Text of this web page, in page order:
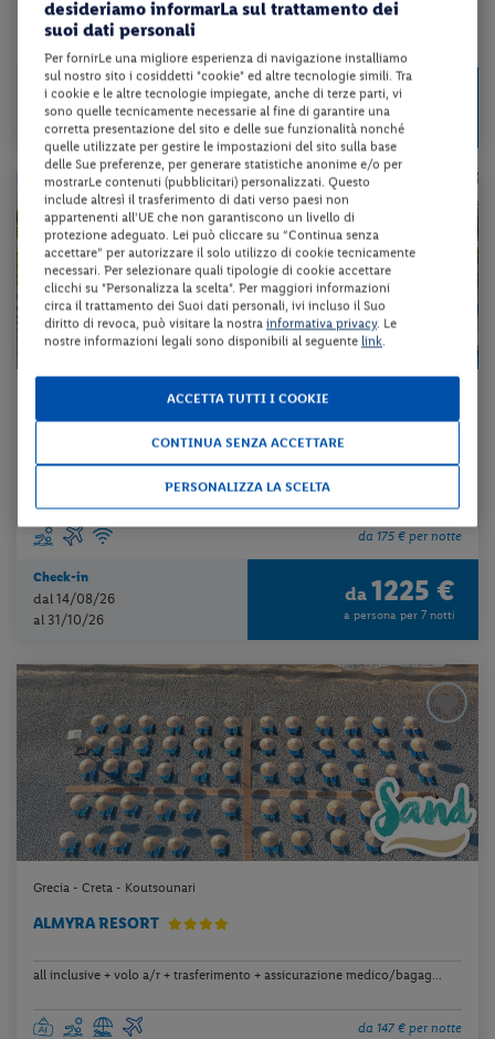
Check-in
dal 14/08/26
al 01/11/26
da769 €
a persona per 7 notti
Spagna - Tenerife - Playa de Las Americas
mezza pensione + volo a/r + trasferimento + assicurazione medico/baga...
da 175 € per notte
Check-in
dal 14/08/26
al 31/10/26
da 1225 €
a persona per 7 notti
Grecia - Creta - Koutsounari
ALMYRA RESORT
all inclusive + volo a/r + trasferimento + assicurazione medico/bagag...
da 147 € per notte
desideriamo informarLa sul trattamento dei
suoi dati personali
Per fornirLe una migliore esperienza di navigazione installiamo
sul nostro sito i cosiddetti "cookie" ed altre tecnologie simili. Tra
i cookie e le altre tecnologie impiegate, anche di terze parti, vi
sono quelle tecnicamente necessarie al fine di garantire una
corretta presentazione del sito e delle sue funzionalità nonché
quelle utilizzate per gestire le impostazioni del sito sulla base
delle Sue preferenze, per generare statistiche anonime e/o per
mostrarLe contenuti (pubblicitari) personalizzati. Questo
include altresì il trasferimento di dati verso paesi non
appartenenti all'UE che non garantiscono un livello di
protezione adeguato. Lei può cliccare su “Continua senza
accettare” per autorizzare il solo utilizzo di cookie tecnicamente
necessari. Per selezionare quali tipologie di cookie accettare
clicchi su "Personalizza la scelta". Per maggiori informazioni
circa il trattamento dei Suoi dati personali, ivi incluso il Suo
diritto di revoca, può visitare la nostra informativa privacy. Le
nostre informazioni legali sono disponibili al seguente link.
ACCETTA TUTTI I COOKIE
CONTINUA SENZA ACCETTARE
PERSONALIZZA LA SCELTA